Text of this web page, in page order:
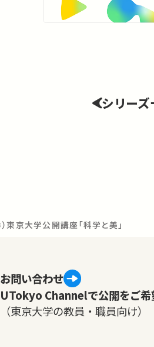
シリー
東京大学公開講座「科学と美」
お問い合わせ
UTokyo Channelで公開をご希
（東京大学の教員・職員向け）